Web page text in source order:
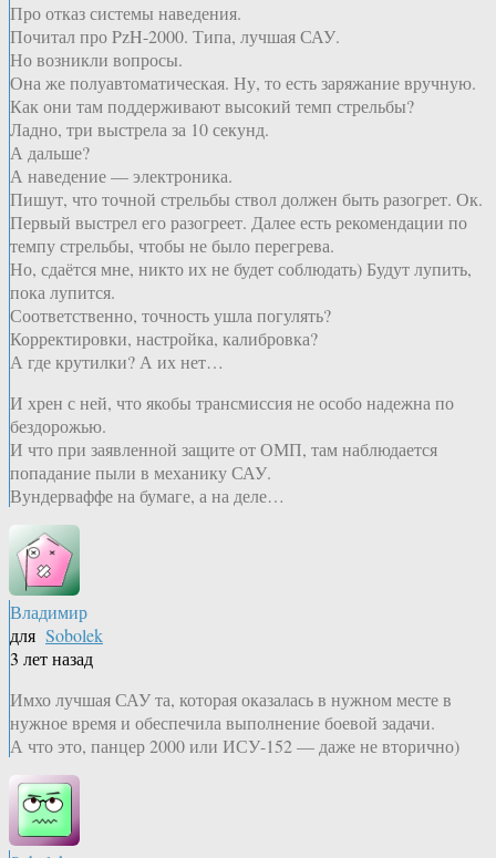
Про отказ системы наведения.
Почитал про PzH-2000. Типа, лучшая САУ.
Но возникли вопросы.
Она же полуавтоматическая. Ну, то есть заряжание вручную.
Как они там поддерживают высокий темп стрельбы?
Ладно, три выстрела за 10 секунд.
А дальше?
А наведение — электроника.
Пишут, что точной стрельбы ствол должен быть разогрет. Ок.
Первый выстрел его разогреет. Далее есть рекомендации по
темпу стрельбы, чтобы не было перегрева.
Но, сдаётся мне, никто их не будет соблюдать) Будут лупить,
пока лупится.
Соответственно, точность ушла погулять?
Корректировки, настройка, калибровка?
А где крутилки? А их нет…
И хрен с ней, что якобы трансмиссия не особо надежна по
бездорожью.
И что при заявленной защите от ОМП, там наблюдается
попадание пыли в механику САУ.
Вундерваффе на бумаге, а на деле…
Владимир
для Sobolek
3 лет назад
Имхо лучшая САУ та, которая оказалась в нужном месте в
нужное время и обеспечила выполнение боевой задачи.
А что это, панцер 2000 или ИСУ-152 — даже не вторично)